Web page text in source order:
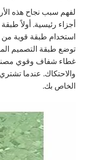
لفهم سبب نجاح هذه
أجزاء رئيسية. أولاً
استخدام طبقة قوية
توضع طبقة التصميم
والاحتكاك. عندما
الخاص بك.